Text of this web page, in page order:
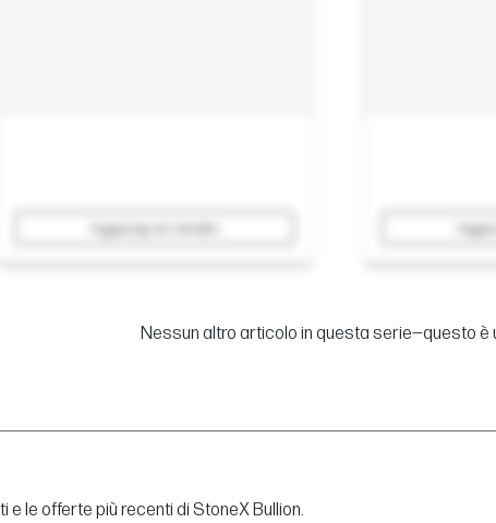
Aggiungi al carrello
Nessun altro articolo in questa serie—questo è
le offerte più recenti di StoneX Bullion.